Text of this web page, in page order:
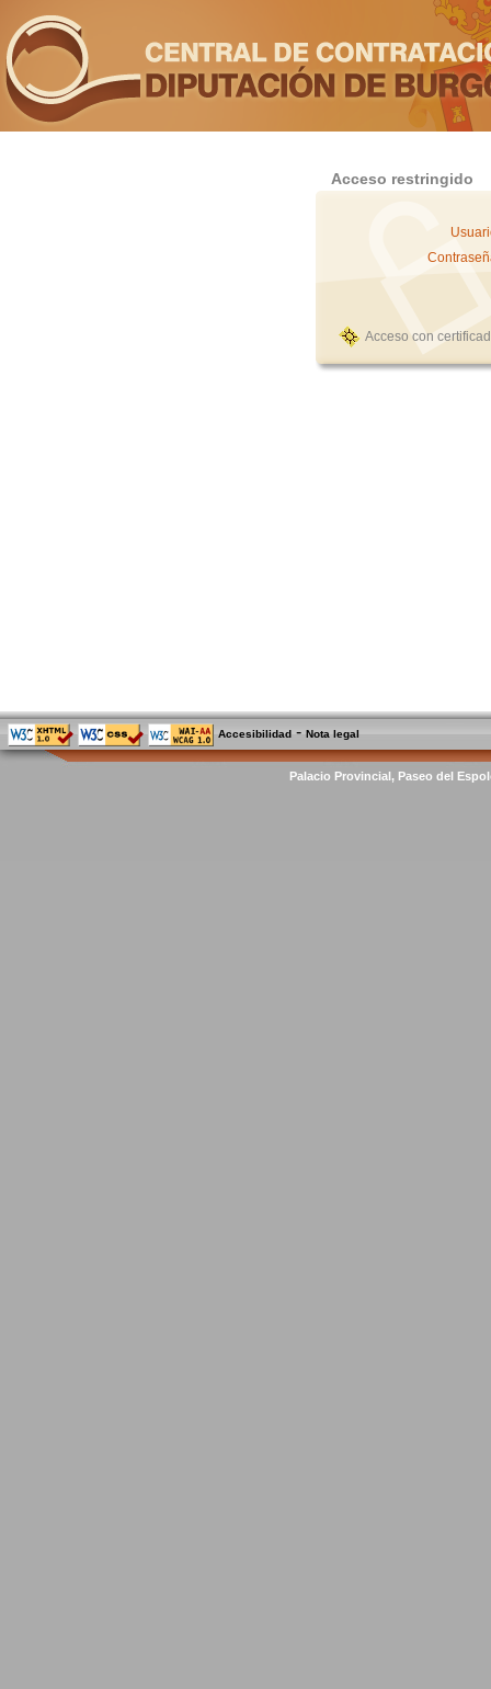
Acceso restringido
Acceso con
Accesibilidad -Nota legal
Palacio Provincial, Paseo del